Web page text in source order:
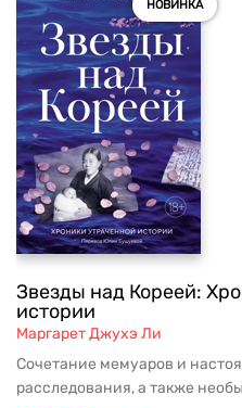
НОВИНКА
Звезды над Кореей:
истории
Маргарет Джухэ Ли
Сочетание мемуаров и
расследования, а также